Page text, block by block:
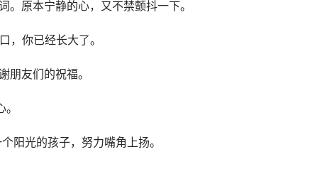
原本宁静的心，又不禁颤抖一下。
，你已经长大了。
朋友们的祝福。
阳光的孩子，努力嘴角上扬。